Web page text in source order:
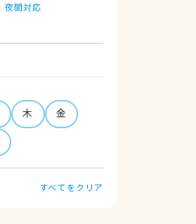
夜間対応
木
金
すべてをクリア